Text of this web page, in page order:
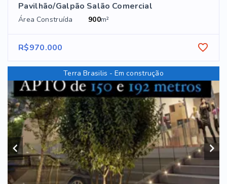
Pavilhão/Galpão Salão Comercial
Área Construída 900m²
R$970.000
Terra Brasilis - Em construção